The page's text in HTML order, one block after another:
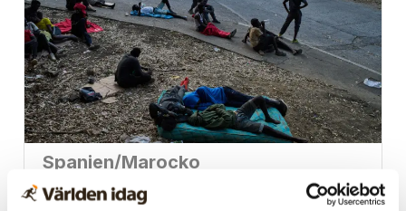
Spanien/Marocko
Uppgifter: Tusentals